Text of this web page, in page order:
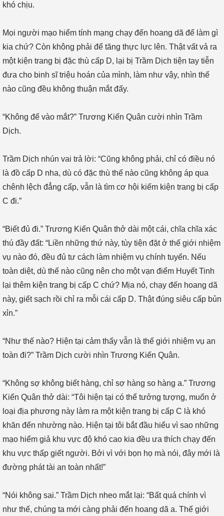
khó chịu.
Mọi người mạo hiểm tính mạng chạy đến hoang dã để làm gì
kia chứ? Còn không phải để tăng thực lực lên. Thật vất vả ra
một kiện trang bị đặc thù cấp D, lại bị Trầm Dịch tiện tay tiễn
đưa cho binh sĩ triệu hoán của mình, làm như vậy, nhìn thế
nào cũng đều không thuận mắt đấy.
“Không để vào mắt?” Trương Kiến Quân cười nhìn Trầm
Dịch.
Trầm Dịch nhún vai trả lời: “Cũng không phải, chỉ có điều nó
là đồ cấp D nha, dù có đặc thù thế nào cũng không áp qua
chênh lệch đẳng cấp, vẫn là tìm cơ hội kiếm kiện trang bị cấp
C đi.”
“Biết đủ đi.” Trương Kiến Quân thở dài một cái, chĩa chĩa xác
thú đầy đất: “Liền những thứ này, tùy tiện đặt ở thế giới nhiệm
vụ nào đó, đều đủ tư cách làm nhiệm vụ chính tuyến. Nếu
toàn diệt, dù thế nào cũng nên cho một vạn điểm Huyết Tinh
lại thêm kiện trang bị cấp C chứ? Mịa nó, chạy đến hoang dã
này, giết sạch rồi chỉ ra mỗi cái cấp D. Thật đúng siêu cấp bủn
xỉn.”
“Như thế nào? Hiện tại cảm thấy vẫn là thế giới nhiệm vụ an
toàn đi?” Trầm Dịch cười nhìn Trương Kiến Quân.
“Không sợ không biết hàng, chỉ sợ hàng so hàng a.” Trương
Kiến Quân thở dài: “Tôi hiện tại có thể tưởng tượng, muốn ở
loại địa phương này làm ra một kiện trang bị cấp C là khó
khăn đến nhường nào. Hiện tại tôi bắt đầu hiểu vì sao những
mạo hiểm giả khu vực độ khó cao kia đều ưa thích chạy đến
khu vực thấp giết người. Bởi vì với bọn họ mà nói, đây mới là
đường phát tài an toàn nhất!”
“Nói không sai.” Trầm Dịch nheo mắt lại: “Bất quá chính vì
như thế, chúng ta mới càng phải đến hoang dã a. Thế giới